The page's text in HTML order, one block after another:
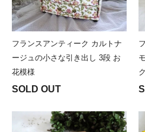
フランスアンティーク カルトナ
ージュの小さな引き出し 3段 お
花模様
SOLD OUT